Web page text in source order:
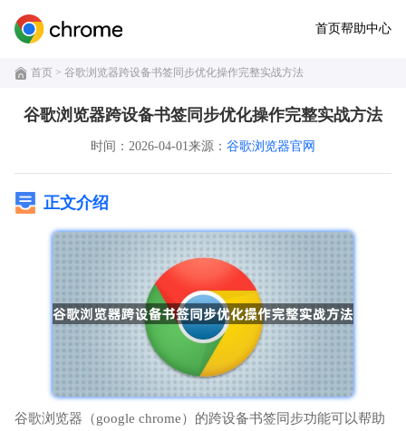
首页帮助中心
首页 > 谷歌浏览器跨设备书签同步优化操作完整实战方法
谷歌浏览器跨设备书签同步优化操作完整实战方法
时间：2026-04-01来源： 谷歌浏览器官网
正文介绍
谷歌浏览器（google chrome）的跨设备书签同步功能可以帮助